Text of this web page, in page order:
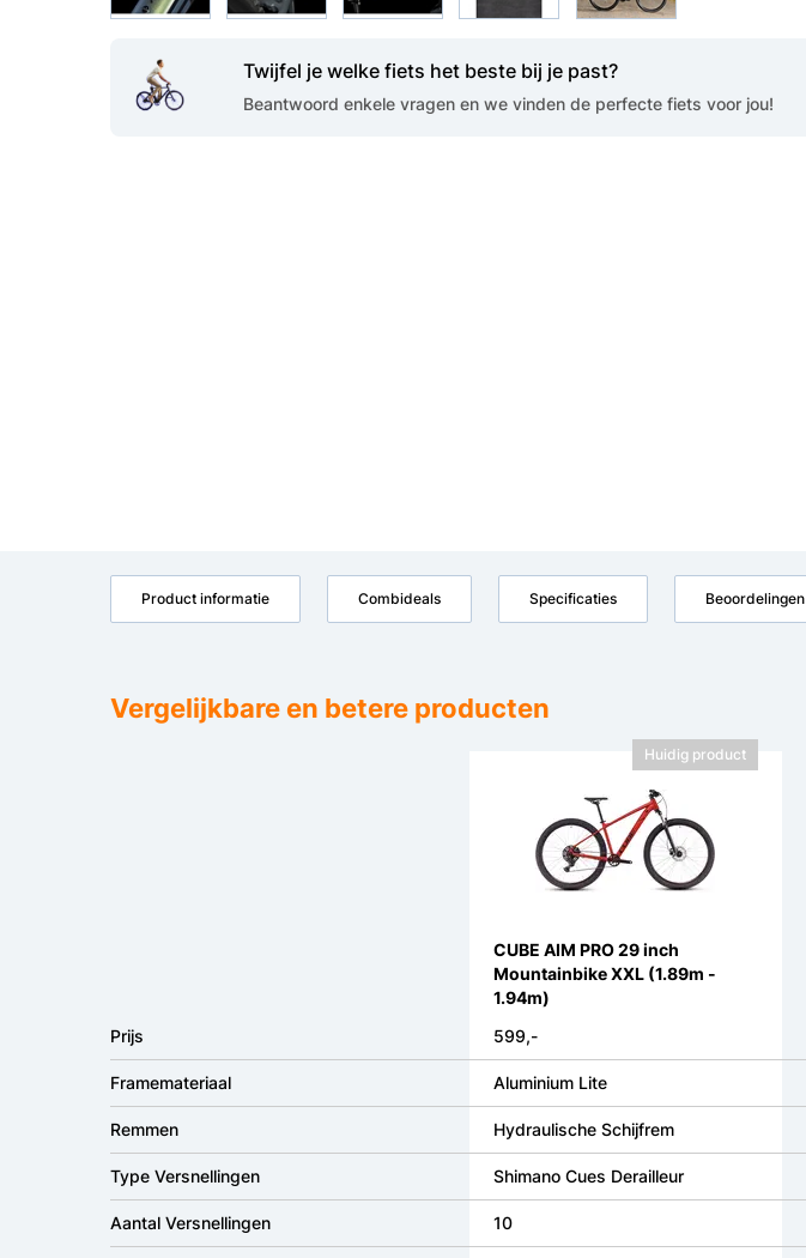
Twijfel je welke fiets het beste bij je past?
Beantwoord enkele vragen en we vinden de perfecte fiets voor jou!
Product informatie Combideals Specificaties Beoordelingen
Vergelijkbare en betere producten
Huidig product
CUBE AIM PRO 29 inch
Mountainbike XXL (1.89m -
1.94m)
Prijs
599,-
Framemateriaal Aluminium Lite
Remmen Hydraulische Schijfrem
Type Versnellingen Shimano Cues Derailleur
Aantal Versnellingen 10